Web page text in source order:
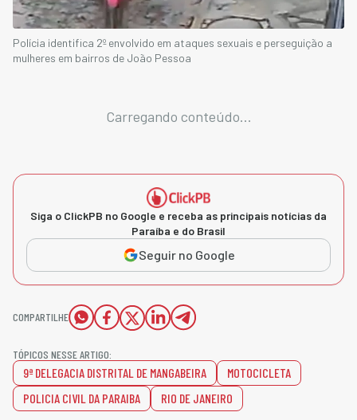
Polícia identifica 2º envolvido em ataques sexuais e perseguição a
mulheres em bairros de João Pessoa
Carregando conteúdo...
Siga o ClickPB no Google e receba as principais notícias da
Paraíba e do Brasil
Seguir no Google
COMPARTILHE
TÓPICOS NESSE ARTIGO:
9ª DELEGACIA DISTRITAL DE MANGABEIRA
MOTOCICLETA
POLICIA CIVIL DA PARAIBA
RIO DE JANEIRO